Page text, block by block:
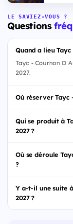
LE SAVIEZ-VOUS ?
Questions
Quand a lieu
Tayc - Cournon D
2027.
Où réserver Tayc
Qui se produit à
2027 ?
Où se déroule
?
Y a-t-il une suite
2027 ?